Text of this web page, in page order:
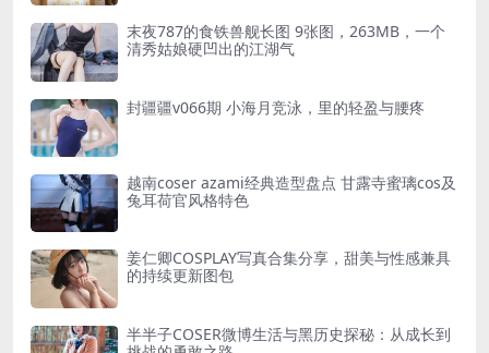
末夜787的食铁兽舰长图 9张图，263MB，一个
清秀姑娘硬凹出的江湖气
封疆疆v066期 小海月竞泳，里的轻盈与腰疼
越南coser azami经典造型盘点 甘露寺蜜璃cos及
兔耳荷官风格特色
姜仁卿COSPLAY写真合集分享，甜美与性感兼具
的持续更新图包
半半子COSER微博生活与黑历史探秘：从成长到